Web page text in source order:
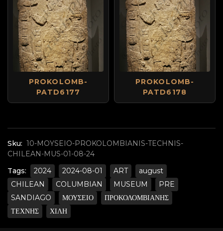
Sku: 10-MOYSEIO-PROKOLOMBIANIS-TECHNIS-
CHILEAN-MUS-01-08-24
Tags:
2024 2024-08-01 ART
august
CHILEAN
COLUMBIAN MUSEUM
PRE
SANDIAGO
ΜΟΥΣΕΙΟ
ΠΡΟΚΟΛΟΜΒΙΑΝΗΣ
ΤΕΧΝΗΣ
ΧΙΛΗ
PROKOLOMB-
PATD6177
PROKOLOMB-
PATD6178